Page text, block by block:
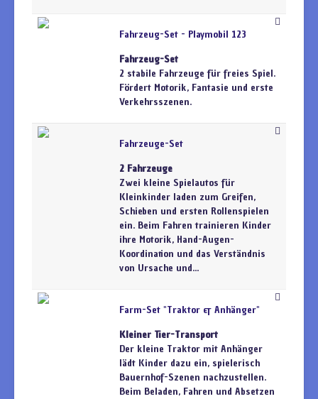
Fahrzeug-Set - Playmobil 123
Fahrzeug-Set
2 stabile Fahrzeuge für freies Spiel.
Fördert Motorik, Fantasie und erste
Verkehrsszenen.
Fahrzeuge-Set
2 Fahrzeuge
Zwei kleine Spielautos für
Kleinkinder laden zum Greifen,
Schieben und ersten Rollenspielen
ein. Beim Fahren trainieren Kinder
ihre Motorik, Hand-Augen-
Koordination und das Verständnis
von Ursache und...
Farm-Set "Traktor & Anhänger"
Kleiner Tier-Transport
Der kleine Traktor mit Anhänger
lädt Kinder dazu ein, spielerisch
Bauernhof-Szenen nachzustellen.
Beim Beladen, Fahren und Absetzen